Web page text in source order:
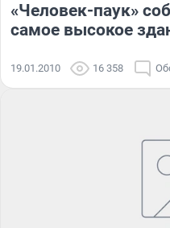
«Человек-паук»
самое высокое
19.01.2010 16 358